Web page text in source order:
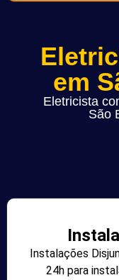
em
Eletricista
São
Instalações
24h para